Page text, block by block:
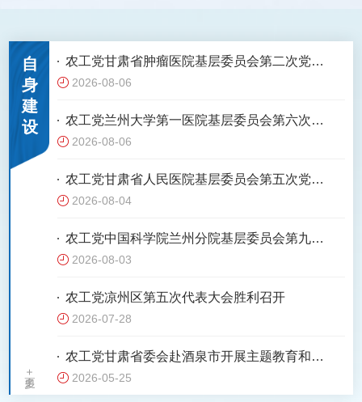
自
身
建
设
更多+
农工党甘肃省肿瘤医院基层委员会第二次党员
代表大会召开
2026-08-06
农工党兰州大学第一医院基层委员会第六次党
员代表大会召开
2026-08-06
农工党甘肃省人民医院基层委员会第五次党员
代表大会召开
2026-08-04
农工党中国科学院兰州分院基层委员会第九次
党员代表大会召开
2026-08-03
农工党凉州区第五次代表大会胜利召开
2026-07-28
农工党甘肃省委会赴酒泉市开展主题教育和组
织换届工作督导调研
2026-05-25